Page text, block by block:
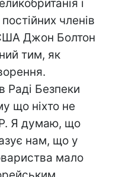
і
членів
Джон Болтон
тим, як
Раді Безпеки
що ніхто не
Я думаю, що
нам, що у
мало